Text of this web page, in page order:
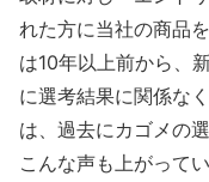
れた方に当社の商品
は10年以上前から、
に選考結果に関係な
は、過去にカゴメの
こんな声も上がってい